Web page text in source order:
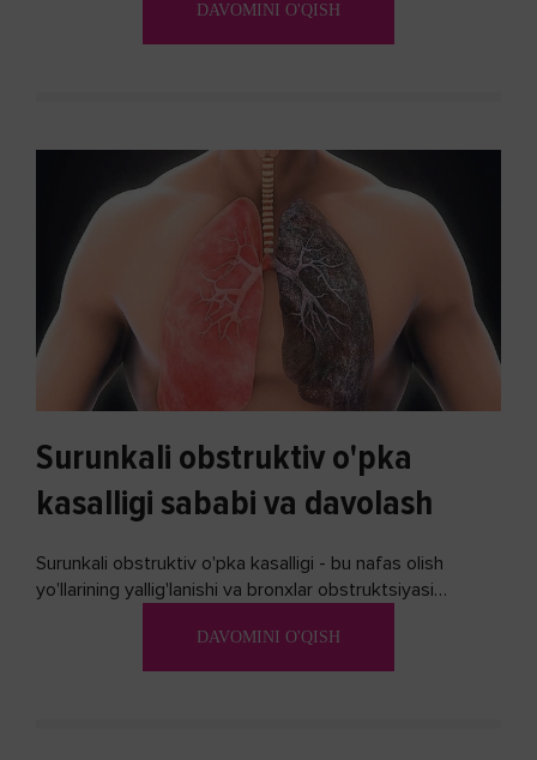
biron bir usuli bormi?DAVOMINI O'QISH
Surunkali obstruktiv o'pka
kasalligi sababi va davolash
Surunkali obstruktiv o'pka kasalligi - bu nafas olish
yo'llarining yallig'lanishi va bronxlar obstruktsiyasi
DAVOMINI O'QISH